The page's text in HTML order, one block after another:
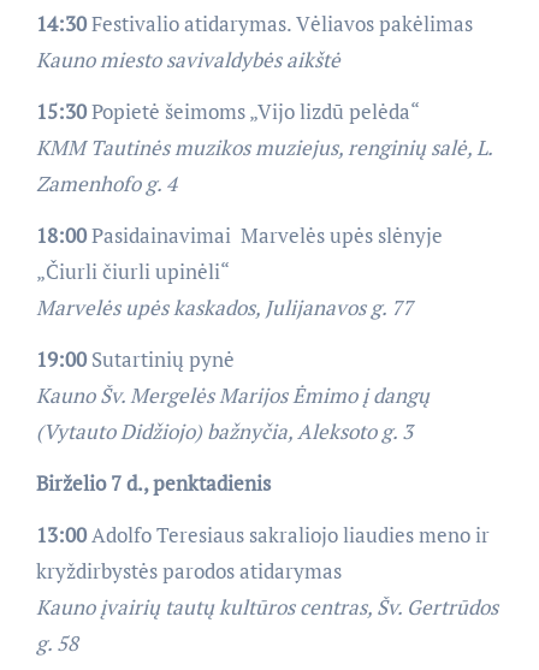
14:30Festivalio atidarymas. Vėliavos pakėlimas
Kauno miesto savivaldybės aikštė
15:30Popietė šeimoms „Vijo lizdū pelėda“
KMM Tautinės muzikos muziejus, renginių salė,L.
Zamenhofo g. 4
18:00Pasidainavimai Marvelės upės slėnyje
„Čiurli čiurli upinėli“
Marvelės upės kaskados, Julijanavos g. 77
19:00Sutartinių pynė
Kauno Šv. Mergelės Marijos Ėmimo į dangų
(Vytauto Didžiojo) bažnyčia, Aleksoto g. 3
Birželio 7 d., penktadienis
13:00Adolfo Teresiaus sakraliojo liaudies meno ir
kryždirbystės parodos atidarymas
Kauno įvairių tautų kultūros centras, Šv. Gertrūdos
g. 58